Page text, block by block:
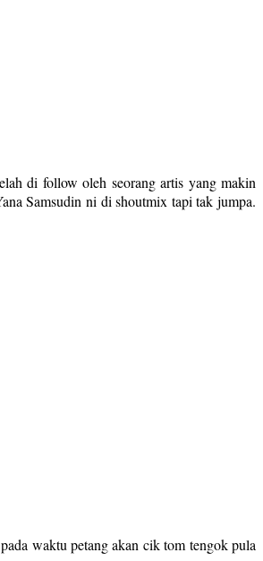
di follow oleh seorang artis yang makin
Samsudin ni di shoutmix tapi tak jumpa.
waktu petang akan cik tom tengok pula